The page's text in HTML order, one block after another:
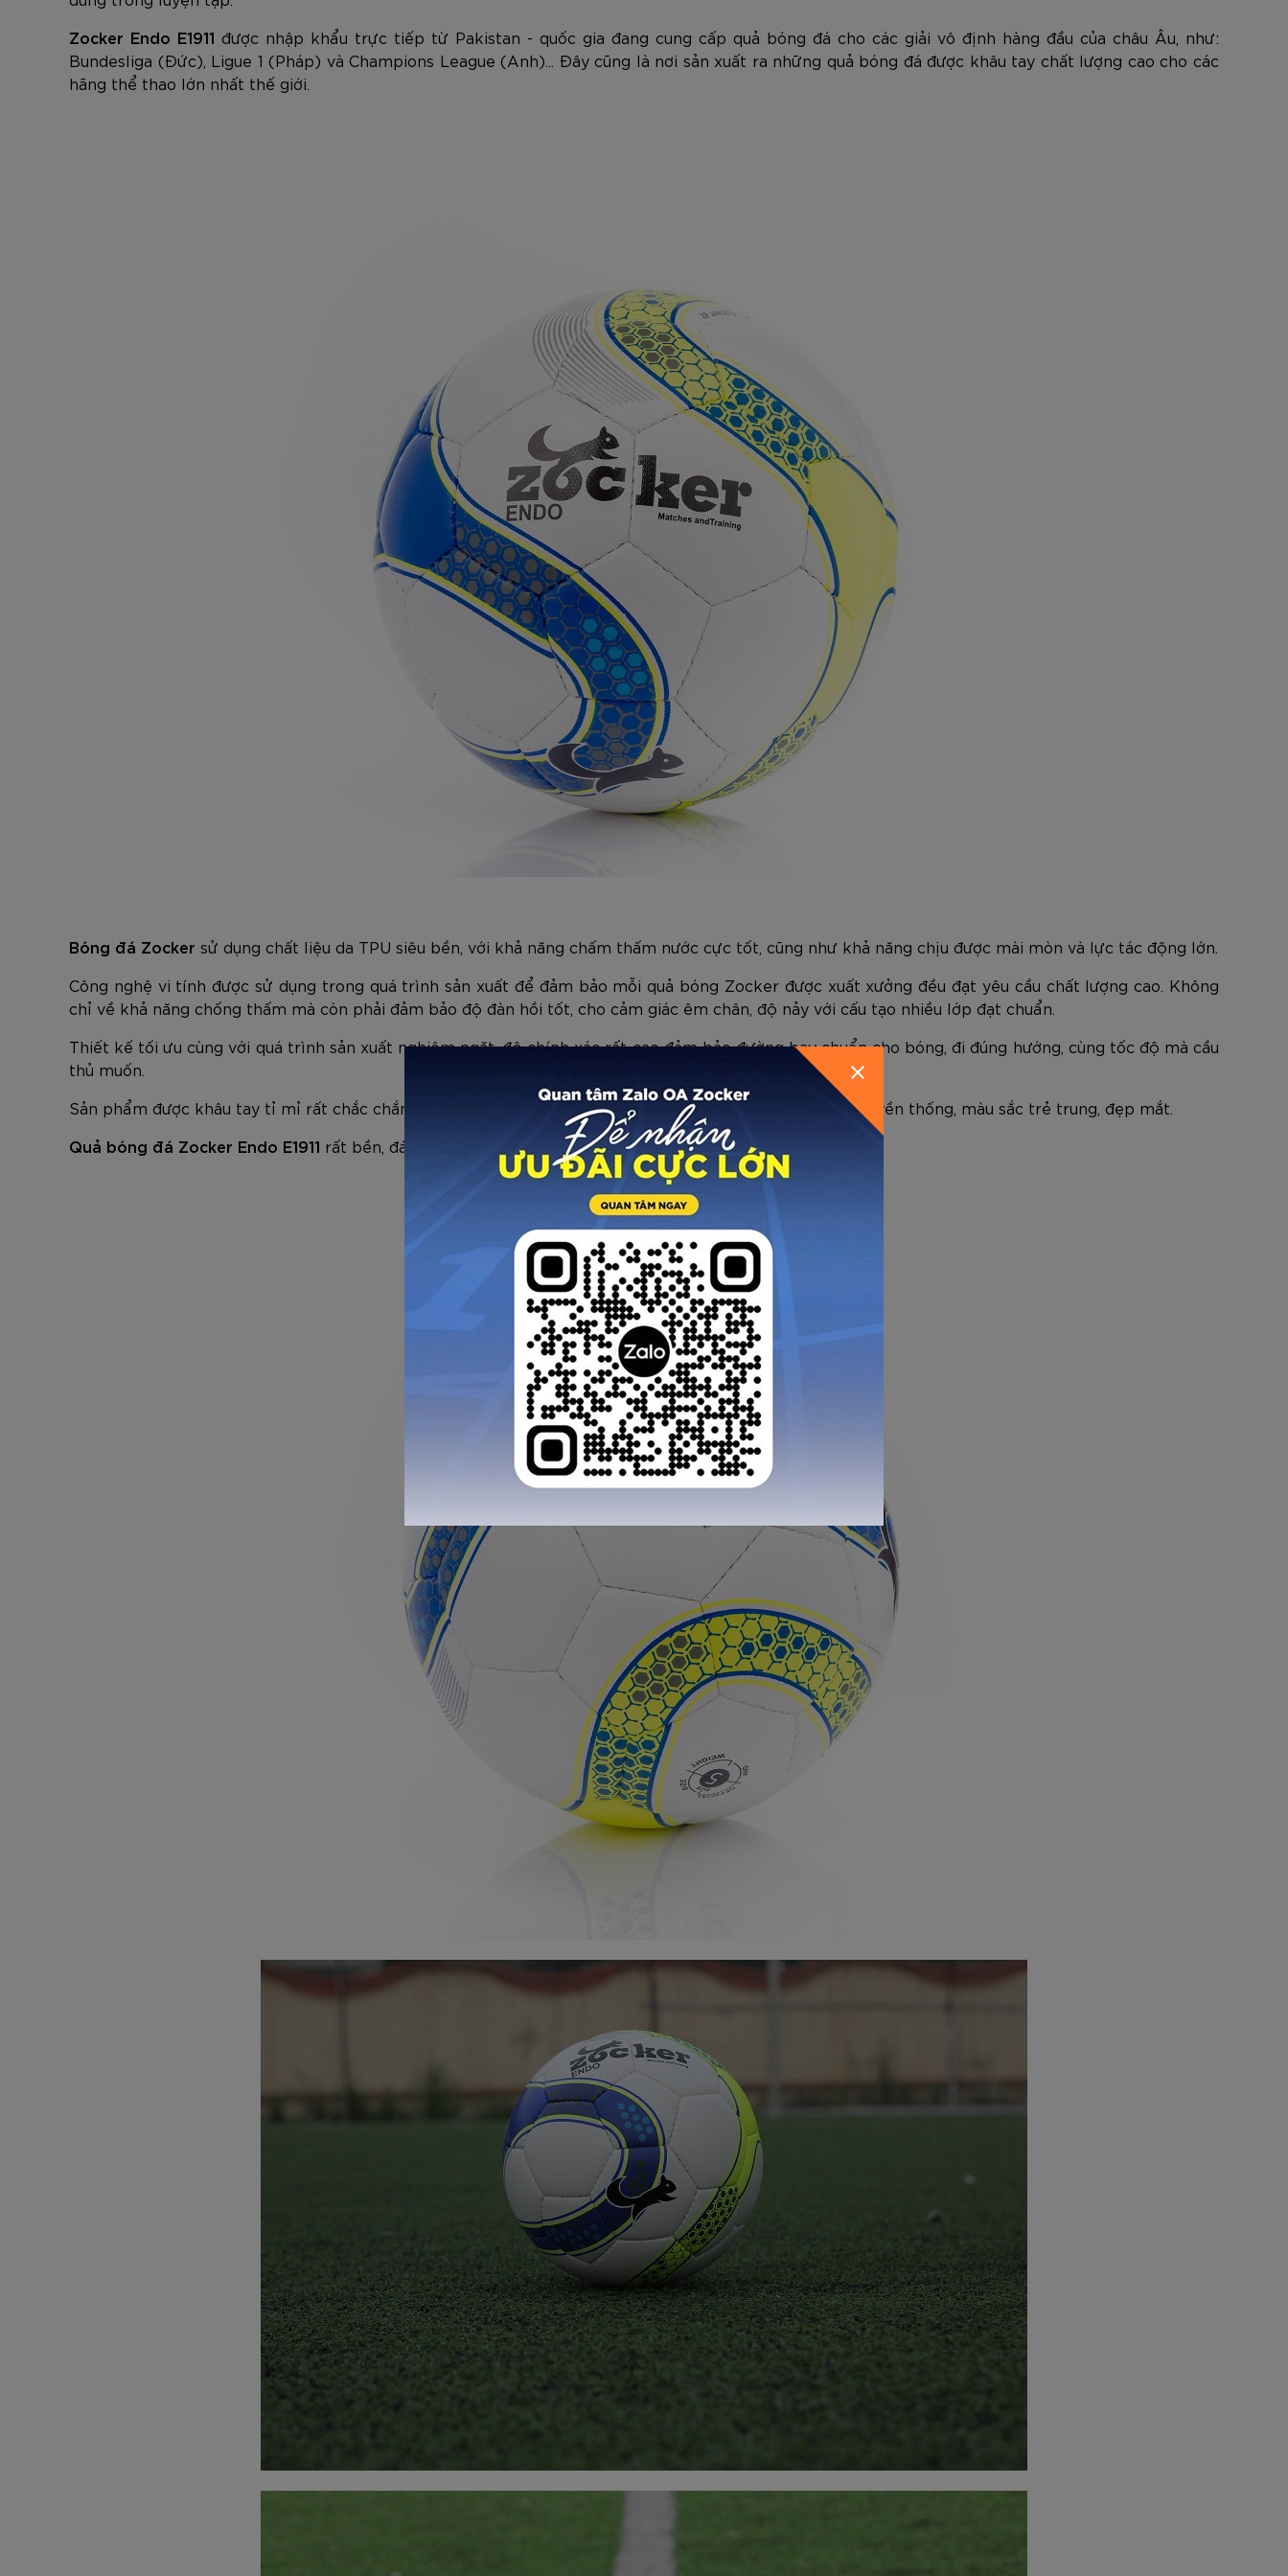
Zocker Endo E1911 được nhập khẩu trực tiếp từ Pakistan - quốc gia đang cung cấp quả bóng đá cho các giải vô định hàng đầu của châu Âu, như:
Bundesliga (Đức), Ligue 1 (Pháp) và Champions League (Anh)... Đây cũng là nơi sản xuất ra những quả bóng đá được khâu tay chất lượng cao cho các
hãng thể thao lớn nhất thế giới.
Bóng đá Zocker sử dụng chất liệu da TPU siêu bền, với khả năng chấm thấm nước cực tốt, cũng như khả năng chịu được mài mòn và lực tác động lớn.
Công nghệ vi tính được sử dụng trong quá trình sản xuất để đảm bảo mỗi quả bóng Zocker được xuất xưởng đều đạt yêu cầu chất lượng cao. Không
chỉ về khả năng chống thấm mà còn phải đảm bảo độ đàn hồi tốt, cho cảm giác êm chân, độ nảy với cấu tạo nhiều lớp đạt chuẩn.
Thiết kế tối ưu cùng với quá trình sản xuất nghiêm ngặt, độ chính xác rất cao đảm bảo đường bay chuẩn cho bóng, đi đúng hướng, cùng tốc độ mà cầu
thủ muốn.
Sản phẩm được khâu tay tỉ mỉ rất chắc chắn với các miếng ghép hình lục giác, phảng phất hơi thở của truyền thống, màu sắc trẻ trung, đẹp mắt.
Quả bóng đá Zocker Endo E1911 rất bền, đáp ứng tốt nhu cầu tập luyện cũng như thi đấu.
GỬI THÔNG TIN ĐỂ ZOCKER TƯ VẤN CHO BẠN